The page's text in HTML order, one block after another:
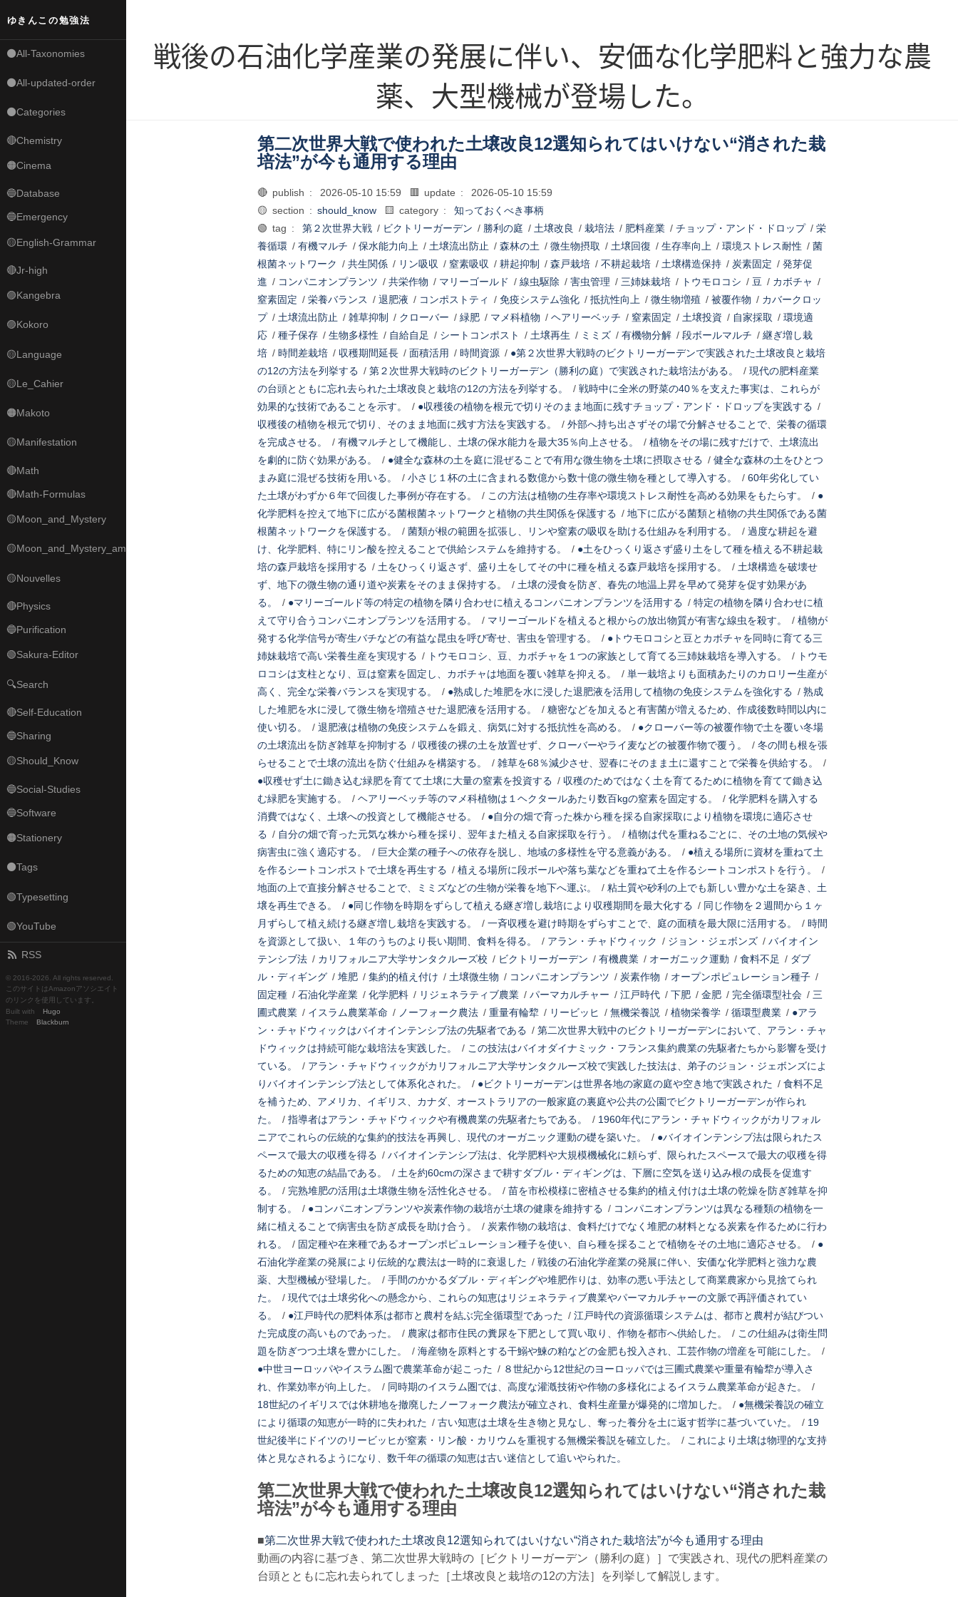
ゆきんこの勉強法
⚫All-Taxonomies
⚫All-updated-order
⚫Categories
🔴Chemistry
🟠Cinema
🔵Database
🔵Emergency
🟡English-Grammar
🔴Jr-high
🟣Kangebra
🟣Kokoro
🟡Language
🟡Le_Cahier
🟠Makoto
🟡Manifestation
🔴Math
🔴Math-Formulas
🟡Moon_and_Mystery
🟡Moon_and_Mystery_am
🟡Nouvelles
🔴Physics
🔵Purification
🟢Sakura-Editor
🔍Search
🔴Self-Education
🔵Sharing
🟡Should_Know
🔵Social-Studies
🔵Software
🟠Stationery
⚫Tags
🟢Typesetting
🟢YouTube
RSS
© 2016-2026. All rights reserved.
このサイトはAmazonアソシエイト
のリンクを使用しています。
Built with
Hugo
Theme
Blackburn
戦後の石油化学産業の発展に伴い、安価な化学肥料と強力な農
薬、大型機械が登場した。
第二次世界大戦で使われた土壌改良12選知られてはいけない“消された栽
培法”が今も通用する理由
🔴 publish : 2026-05-10 15:59 🟥 update :
2026-05-10 15:59
🟡 section : should_know 🟨 category :
知っておくべき事柄
🟢 tag :
第２次世界大戦/ ビクトリーガーデン / 勝利の庭 / 土壌改良 / 栽培法/ 肥料産業/ チョップ・アンド・ドロップ/ 栄
養循環/ 有機マルチ / 保水能力向上/ 土壌流出防止 / 森林の土/ 微生物摂取 / 土壌回復 / 生存率向上/ 環境ストレス耐性 / 菌
根菌ネットワーク / 共生関係/ リン吸収 / 窒素吸収 / 耕起抑制 / 森戸栽培/ 不耕起栽培/ 土壌構造保持/ 炭素固定 / 発芽促
進 / コンパニオンプランツ / 共栄作物 / マリーゴールド / 線虫駆除 / 害虫管理 / 三姉妹栽培/ トウモロコシ / 豆/ カボチャ /
窒素固定 / 栄養バランス / 退肥液 / コンポストティ / 免疫システム強化/ 抵抗性向上/ 微生物増殖 / 被覆作物 / カバークロッ
プ/ 土壌流出防止 / 雑草抑制 / クローバー / 緑肥/ マメ科植物 / ヘアリーベッチ / 窒素固定 / 土壌投資 / 自家採取 / 環境適
応/ 種子保存/ 生物多様性 / 自給自足 / シートコンポスト / 土壌再生 / ミミズ/ 有機物分解/ 段ボールマルチ / 継ぎ増し栽
培/ 時間差栽培/ 収穫期間延長/ 面積活用 / 時間資源/ ●第２次世界大戦時のビクトリーガーデンで実践された土壌改良と栽培
の12の方法を列挙する / 第２次世界大戦時のビクトリーガーデン（勝利の庭）で実践された栽培法がある。 / 現代の肥料産業
の台頭とともに忘れ去られた土壌改良と栽培の12の方法を列挙する。
/ 戦時中に全米の野菜の40％を支えた事実は、これらが
効果的な技術であることを示す。
/ ●収穫後の植物を根元で切りそのまま地面に残すチョップ・アンド・ドロップを実践する /
収穫後の植物を根元で切り、そのまま地面に残す方法を実践する。
/ 外部へ持ち出さずその場で分解させることで、栄養の循環
を完成させる。
/ 有機マルチとして機能し、土壌の保水能力を最大35％向上させる。 / 植物をその場に残すだけで、土壌流出
を劇的に防ぐ効果がある。
/ ●健全な森林の土を庭に混ぜることで有用な微生物を土壌に摂取させる / 健全な森林の土をひとつ
まみ庭に混ぜる技術を用いる。
/ 小さじ１杯の土に含まれる数億から数十億の微生物を種として導入する。 / 60年劣化してい
た土壌がわずか６年で回復した事例が存在する。
/ この方法は植物の生存率や環境ストレス耐性を高める効果をもたらす。 / ●
化学肥料を控えて地下に広がる菌根菌ネットワークと植物の共生関係を保護する / 地下に広がる菌類と植物の共生関係である菌
根菌ネットワークを保護する。
/ 菌類が根の範囲を拡張し、リンや窒素の吸収を助ける仕組みを利用する。 / 過度な耕起を避
け、化学肥料、特にリン酸を控えることで供給システムを維持する。
/ ●土をひっくり返さず盛り土をして種を植える不耕起栽
培の森戸栽培を採用する / 土をひっくり返さず、盛り土をしてその中に種を植える森戸栽培を採用する。 / 土壌構造を破壊せ
ず、地下の微生物の通り道や炭素をそのまま保持する。
/ 土壌の浸食を防ぎ、春先の地温上昇を早めて発芽を促す効果があ
る。
/ ●マリーゴールド等の特定の植物を隣り合わせに植えるコンパニオンプランツを活用する / 特定の植物を隣り合わせに植
えて守り合うコンパニオンプランツを活用する。
/ マリーゴールドを植えると根からの放出物質が有害な線虫を殺す。 / 植物が
発する化学信号が寄生バチなどの有益な昆虫を呼び寄せ、害虫を管理する。
/ ●トウモロコシと豆とカボチャを同時に育てる三
姉妹栽培で高い栄養生産を実現する / トウモロコシ、豆、カボチャを１つの家族として育てる三姉妹栽培を導入する。 / トウモ
ロコシは支柱となり、豆は窒素を固定し、カボチャは地面を覆い雑草を抑える。
/ 単一栽培よりも面積あたりのカロリー生産が
高く、完全な栄養バランスを実現する。
/ ●熟成した堆肥を水に浸した退肥液を活用して植物の免疫システムを強化する / 熟成
した堆肥を水に浸して微生物を増殖させた退肥液を活用する。
/ 糖密などを加えると有害菌が増えるため、作成後数時間以内に
使い切る。
/ 退肥液は植物の免疫システムを鍛え、病気に対する抵抗性を高める。 / ●クローバー等の被覆作物で土を覆い冬場
の土壌流出を防ぎ雑草を抑制する / 収穫後の裸の土を放置せず、クローバーやライ麦などの被覆作物で覆う。 / 冬の間も根を張
らせることで土壌の流出を防ぐ仕組みを構築する。
/ 雑草を68％減少させ、翌春にそのまま土に還すことで栄養を供給する。
/
●収穫せず土に鋤き込む緑肥を育てて土壌に大量の窒素を投資する / 収穫のためではなく土を育てるために植物を育てて鋤き込
む緑肥を実施する。
/ ヘアリーベッチ等のマメ科植物は１ヘクタールあたり数百kgの窒素を固定する。 / 化学肥料を購入する
消費ではなく、土壌への投資として機能させる。
/ ●自分の畑で育った株から種を採る自家採取により植物を環境に適応させ
る / 自分の畑で育った元気な株から種を採り、翌年また植える自家採取を行う。 / 植物は代を重ねるごとに、その土地の気候や
病害虫に強く適応する。
/ 巨大企業の種子への依存を脱し、地域の多様性を守る意義がある。 / ●植える場所に資材を重ねて土
を作るシートコンポストで土壌を再生する / 植える場所に段ボールや落ち葉などを重ねて土を作るシートコンポストを行う。
/
地面の上で直接分解させることで、ミミズなどの生物が栄養を地下へ運ぶ。
/ 粘土質や砂利の上でも新しい豊かな土を築き、土
壌を再生できる。
/ ●同じ作物を時期をずらして植える継ぎ増し栽培により収穫期間を最大化する / 同じ作物を２週間から１ヶ
月ずらして植え続ける継ぎ増し栽培を実践する。
/ 一斉収穫を避け時期をずらすことで、庭の面積を最大限に活用する。 / 時間
を資源として扱い、１年のうちのより長い期間、食料を得る。
/ アラン・チャドウィック / ジョン・ジェボンズ/ バイオイン
テンシブ法/ カリフォルニア大学サンタクルーズ校 / ビクトリーガーデン / 有機農業/ オーガニック運動 / 食料不足 / ダブ
ル・ディギング/ 堆肥/ 集約的植え付け / 土壌微生物 / コンパニオンプランツ / 炭素作物 / オープンポピュレーション種子/
固定種/ 石油化学産業/ 化学肥料/ リジェネラティブ農業/ パーマカルチャー / 江戸時代/ 下肥/ 金肥/ 完全循環型社会/ 三
圃式農業/ イスラム農業革命 / ノーフォーク農法/ 重量有輪犂/ リービッヒ / 無機栄養説/ 植物栄養学/ 循環型農業/ ●アラ
ン・チャドウィックはバイオインテンシブ法の先駆者である / 第二次世界大戦中のビクトリーガーデンにおいて、アラン・チャ
ドウィックは持続可能な栽培法を実践した。
/ この技法はバイオダイナミック・フランス集約農業の先駆者たちから影響を受け
ている。
/ アラン・チャドウィックがカリフォルニア大学サンタクルーズ校で実践した技法は、弟子のジョン・ジェボンズによ
りバイオインテンシブ法として体系化された。
/ ●ビクトリーガーデンは世界各地の家庭の庭や空き地で実践された / 食料不足
を補うため、アメリカ、イギリス、カナダ、オーストラリアの一般家庭の裏庭や公共の公園でビクトリーガーデンが作られ
た。
/ 指導者はアラン・チャドウィックや有機農業の先駆者たちである。 / 1960年代にアラン・チャドウィックがカリフォル
ニアでこれらの伝統的な集約的技法を再興し、現代のオーガニック運動の礎を築いた。
/ ●バイオインテンシブ法は限られたス
ペースで最大の収穫を得る / バイオインテンシブ法は、化学肥料や大規模機械化に頼らず、限られたスペースで最大の収穫を得
るための知恵の結晶である。
/ 土を約60cmの深さまで耕すダブル・ディギングは、下層に空気を送り込み根の成長を促進す
る。
/ 完熟堆肥の活用は土壌微生物を活性化させる。 / 苗を市松模様に密植させる集約的植え付けは土壌の乾燥を防ぎ雑草を抑
制する。
/ ●コンパニオンプランツや炭素作物の栽培が土壌の健康を維持する / コンパニオンプランツは異なる種類の植物を一
緒に植えることで病害虫を防ぎ成長を助け合う。
/ 炭素作物の栽培は、食料だけでなく堆肥の材料となる炭素を作るために行わ
れる。
/ 固定種や在来種であるオープンポピュレーション種子を使い、自ら種を採ることで植物をその土地に適応させる。 / ●
石油化学産業の発展により伝統的な農法は一時的に衰退した / 戦後の石油化学産業の発展に伴い、安価な化学肥料と強力な農
薬、大型機械が登場した。
/ 手間のかかるダブル・ディギングや堆肥作りは、効率の悪い手法として商業農家から見捨てられ
た。
/ 現代では土壌劣化への懸念から、これらの知恵はリジェネラティブ農業やパーマカルチャーの文脈で再評価されてい
る。
/ ●江戸時代の肥料体系は都市と農村を結ぶ完全循環型であった / 江戸時代の資源循環システムは、都市と農村が結びつい
た完成度の高いものであった。
/ 農家は都市住民の糞尿を下肥として買い取り、作物を都市へ供給した。 / この仕組みは衛生問
題を防ぎつつ土壌を豊かにした。
/ 海産物を原料とする干鰯や鰊の粕などの金肥も投入され、工芸作物の増産を可能にした。
/
●中世ヨーロッパやイスラム圏で農業革命が起こった / ８世紀から12世紀のヨーロッパでは三圃式農業や重量有輪犂が導入さ
れ、作業効率が向上した。
/ 同時期のイスラム圏では、高度な灌漑技術や作物の多様化によるイスラム農業革命が起きた。
/
18世紀のイギリスでは休耕地を撤廃したノーフォーク農法が確立され、食料生産量が爆発的に増加した。
/ ●無機栄養説の確立
により循環の知恵が一時的に失われた / 古い知恵は土壌を生き物と見なし、奪った養分を土に返す哲学に基づいていた。 / 19
世紀後半にドイツのリービッヒが窒素・リン酸・カリウムを重視する無機栄養説を確立した。
/ これにより土壌は物理的な支持
体と見なされるようになり、数千年の循環の知恵は古い迷信として追いやられた。
第二次世界大戦で使われた土壌改良12選知られてはいけない“消された栽
培法”が今も通用する理由
■第二次世界大戦で使われた土壌改良12選知られてはいけない“消された栽培法”が今も通用する理由
動画の内容に基づき、第二次世界大戦時の［ビクトリーガーデン（勝利の庭）］で実践され、現代の肥料産業の
台頭とともに忘れ去られてしまった［土壌改良と栽培の12の方法］を列挙して解説します。